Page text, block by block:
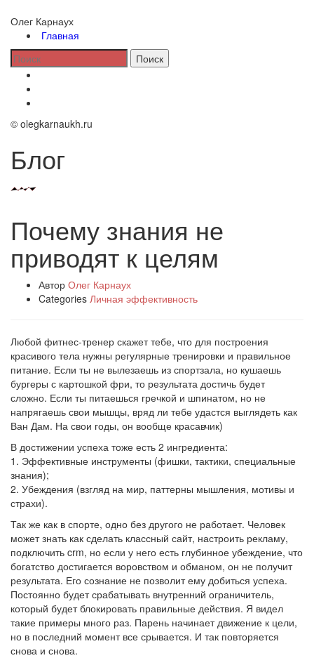
Олег Карнаух
Главная
© olegkarnaukh.ru
Блог
Почему знания не
приводят к целям
Автор Олег Карнаух
Categories Личная эффективность
Любой фитнес-тренер скажет тебе, что для построения
красивого тела нужны регулярные тренировки и правильное
питание. Если ты не вылезаешь из спортзала, но кушаешь
бургеры с картошкой фри, то результата достичь будет
сложно. Если ты питаешься гречкой и шпинатом, но не
напрягаешь свои мышцы, вряд ли тебе удастся выглядеть как
Ван Дам. На свои годы, он вообще красавчик)
В достижении успеха тоже есть 2 ингредиента:
1. Эффективные инструменты (фишки, тактики, специальные
знания);
2. Убеждения (взгляд на мир, паттерны мышления, мотивы и
страхи).
Так же как в спорте, одно без другого не работает. Человек
может знать как сделать классный сайт, настроить рекламу,
подключить crm, но если у него есть глубинное убеждение, что
богатство достигается воровством и обманом, он не получит
результата. Его сознание не позволит ему добиться успеха.
Постоянно будет срабатывать внутренний ограничитель,
который будет блокировать правильные действия. Я видел
такие примеры много раз. Парень начинает движение к цели,
но в последний момент все срывается. И так повторяется
снова и снова.